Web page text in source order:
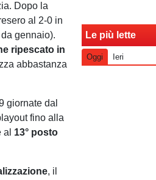
Dopo la
al 2-0 in
gennaio).
ripescato in
abbastanza
giornate dal
fino alla
13° posto
, il
Le più lette
Oggi Ieri